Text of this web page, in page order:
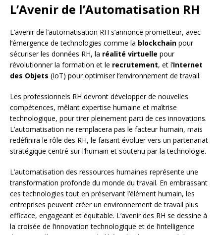
L’Avenir de l’Automatisation RH
L’avenir de l’automatisation RH s’annonce prometteur, avec
l’émergence de technologies comme la blockchain pour
sécuriser les données RH, la réalité virtuelle pour
révolutionner la formation et le recrutement, et l’Internet
des Objets (IoT) pour optimiser l’environnement de travail.
Les professionnels RH devront développer de nouvelles
compétences, mêlant expertise humaine et maîtrise
technologique, pour tirer pleinement parti de ces innovations.
L’automatisation ne remplacera pas le facteur humain, mais
redéfinira le rôle des RH, le faisant évoluer vers un partenariat
stratégique centré sur l’humain et soutenu par la technologie.
L’automatisation des ressources humaines représente une
transformation profonde du monde du travail. En embrassant
ces technologies tout en préservant l’élément humain, les
entreprises peuvent créer un environnement de travail plus
efficace, engageant et équitable. L’avenir des RH se dessine à
la croisée de l’innovation technologique et de l’intelligence